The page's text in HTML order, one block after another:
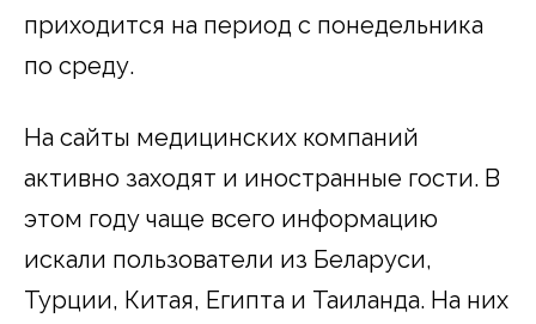
приходится на период с понедельника
по среду.
На сайты медицинских компаний
активно заходят и иностранные гости. В
этом году чаще всего информацию
искали пользователи из Беларуси,
Турции, Китая, Египта и Таиланда. На них